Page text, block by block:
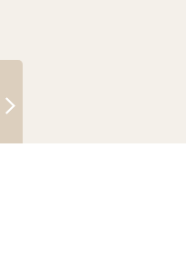
クシェーバーNevo